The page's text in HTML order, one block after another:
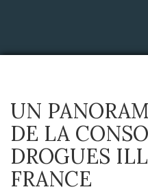
UN
DE LA
DROGUES
FRANCE